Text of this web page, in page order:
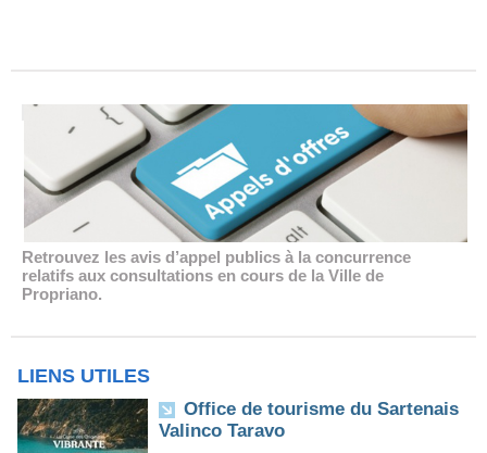
Retrouvez les avis d’appel publics à la concurrence
relatifs aux consultations en cours de la Ville de
Propriano.
LIENS UTILES
Office de tourisme du Sartenais
Valinco Taravo